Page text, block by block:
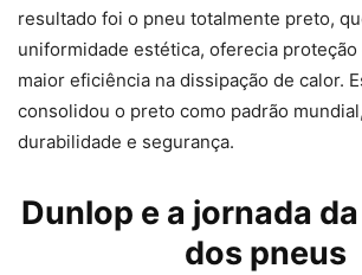
resultado foi o pneu totalmente preto,
uniformidade estética, oferecia proteção
maior eficiência na dissipação de calor.
consolidou o preto como padrão
durabilidade e segurança.
Dunlop e a jornada
dos pneus